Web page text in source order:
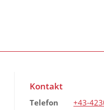
Kontakt
Telefon
+43-